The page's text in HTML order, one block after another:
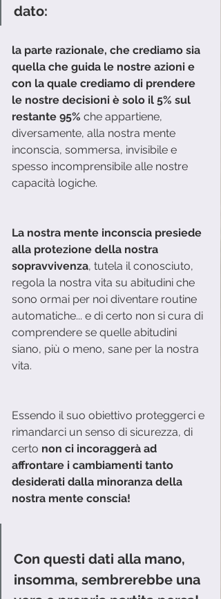
dato:
la parte razionale, che crediamo sia
quella che guida le nostre azioni e
con la quale crediamo di prendere
le nostre decisioni è solo il 5% sul
restante 95% che appartiene,
diversamente, alla nostra mente
inconscia, sommersa, invisibile e
spesso incomprensibile alle nostre
capacità logiche.
La nostra mente inconscia presiede
alla protezione della nostra
sopravvivenza, tutela il conosciuto,
regola la nostra vita su abitudini che
sono ormai per noi diventare routine
automatiche... e di certo non si cura di
comprendere se quelle abitudini
siano, più o meno, sane per la nostra
vita.
Essendo il suo obiettivo proteggerci e
rimandarci un senso di sicurezza, di
certo non ci incoraggerà ad
affrontare i cambiamenti tanto
desiderati dalla minoranza della
nostra mente conscia!
Con questi dati alla mano,
insomma, sembrerebbe una